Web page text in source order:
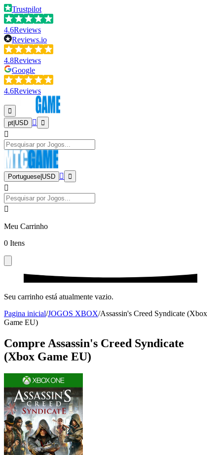
Trustpilot
4.6Reviews
Reviews.io
4.8Reviews
Google
4.6Reviews
pt USD
Portuguese USD
Meu Carrinho
0 Itens
Seu carrinho está atualmente vazio.
Pagina inicial/JOGOS XBOX/Assassin's Creed Syndicate (Xbox
Game EU)
Compre Assassin's Creed Syndicate
(Xbox Game EU)